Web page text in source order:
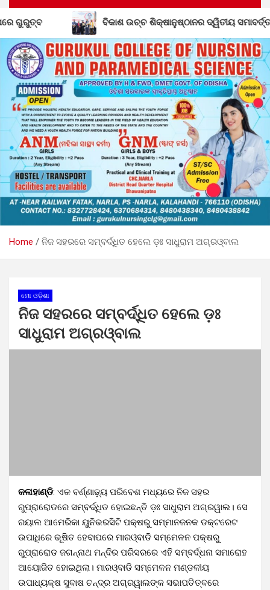
ଶିକ୍ଷାନୁଷ୍ଠାନର ଦ୍ୱିତୀୟ ସମାବର୍ତ୍ତନ ଦିବସ ଶିକ୍ଷକ
Home ନିଜ ସହରରେ ସମ୍ବର୍ଦ୍ଧିତ ହେଲେ ଡ଼ଃ ସାଧୁରାମ ଅଗ୍ରଓ୍ବାଲ
ମୋ ଓଡ଼ିଶା
ନିଜ ସହରରେ ସମ୍ବର୍ଦ୍ଧିତ ହେଲେ ଡ଼ଃ
ସାଧୁରାମ ଅଗ୍ରଓ୍ବାଲ
କଳାହାଣ୍ଡି: ଏକ ବର୍ଣ୍ଣାଢ଼୍ୟ ପରିବେଶ ମଧ୍ୟରେ ନିଜ ସହର
ରୁପ୍ରାରୋଡରେ ସମ୍ବର୍ଦ୍ଧିତ ହୋଇଛନ୍ତି ଡ଼ଃ ସାଧୁରାମ ଅଗ୍ରୱାଲ। ସେ
ରୟାଲ ଆମେରିକା ୟୁନିଭରସିଟି ପକ୍ଷରୁ ସମ୍ମାନଜନକ ଡକ୍ଟରେଟ
ଉପାଧିରେ ଭୂଷିତ ହେବାପରେ ମାରଓ୍ବାଡି ସମ୍ମେଳନ ପକ୍ଷରୁ
ରୁପ୍ରାରୋଡ ଜଗନ୍ନାଥ ମନ୍ଦିର ପରିସରରେ ଏହି ସମ୍ବର୍ଦ୍ଧନା ସମାରୋହ
ଆୟୋଜିତ ହୋଇଥିଲା। ମାରଓ୍ବାଡି ସମ୍ମେଳନ ମଣ୍ଡଳୀୟ
ଉପାଧ୍ୟକ୍ଷ ସୁବାଷ ଚନ୍ଦ୍ର ଅଗ୍ରୱାଲଙ୍କ ସଭାପତିତ୍ବରେ